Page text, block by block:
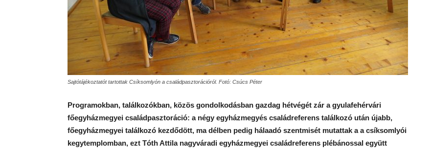
Sajtótájékoztatót tartottak Csíksomlyón a családpasztorációról. Fotó: Csúcs Péter
Programokban, találkozókban, közös gondolkodásban gazdag hétvégét zár a gyulafehérvári
főegyházmegyei családpasztoráció: a négy egyházmegyés családreferens találkozó után újabb,
főegyházmegyei találkozó kezdődött, ma délben pedig hálaadó szentmisét mutattak a a csíksomlyói
kegytemplomban, ezt Tóth Attila nagyváradi egyházmegyei családreferens plébánossal együtt